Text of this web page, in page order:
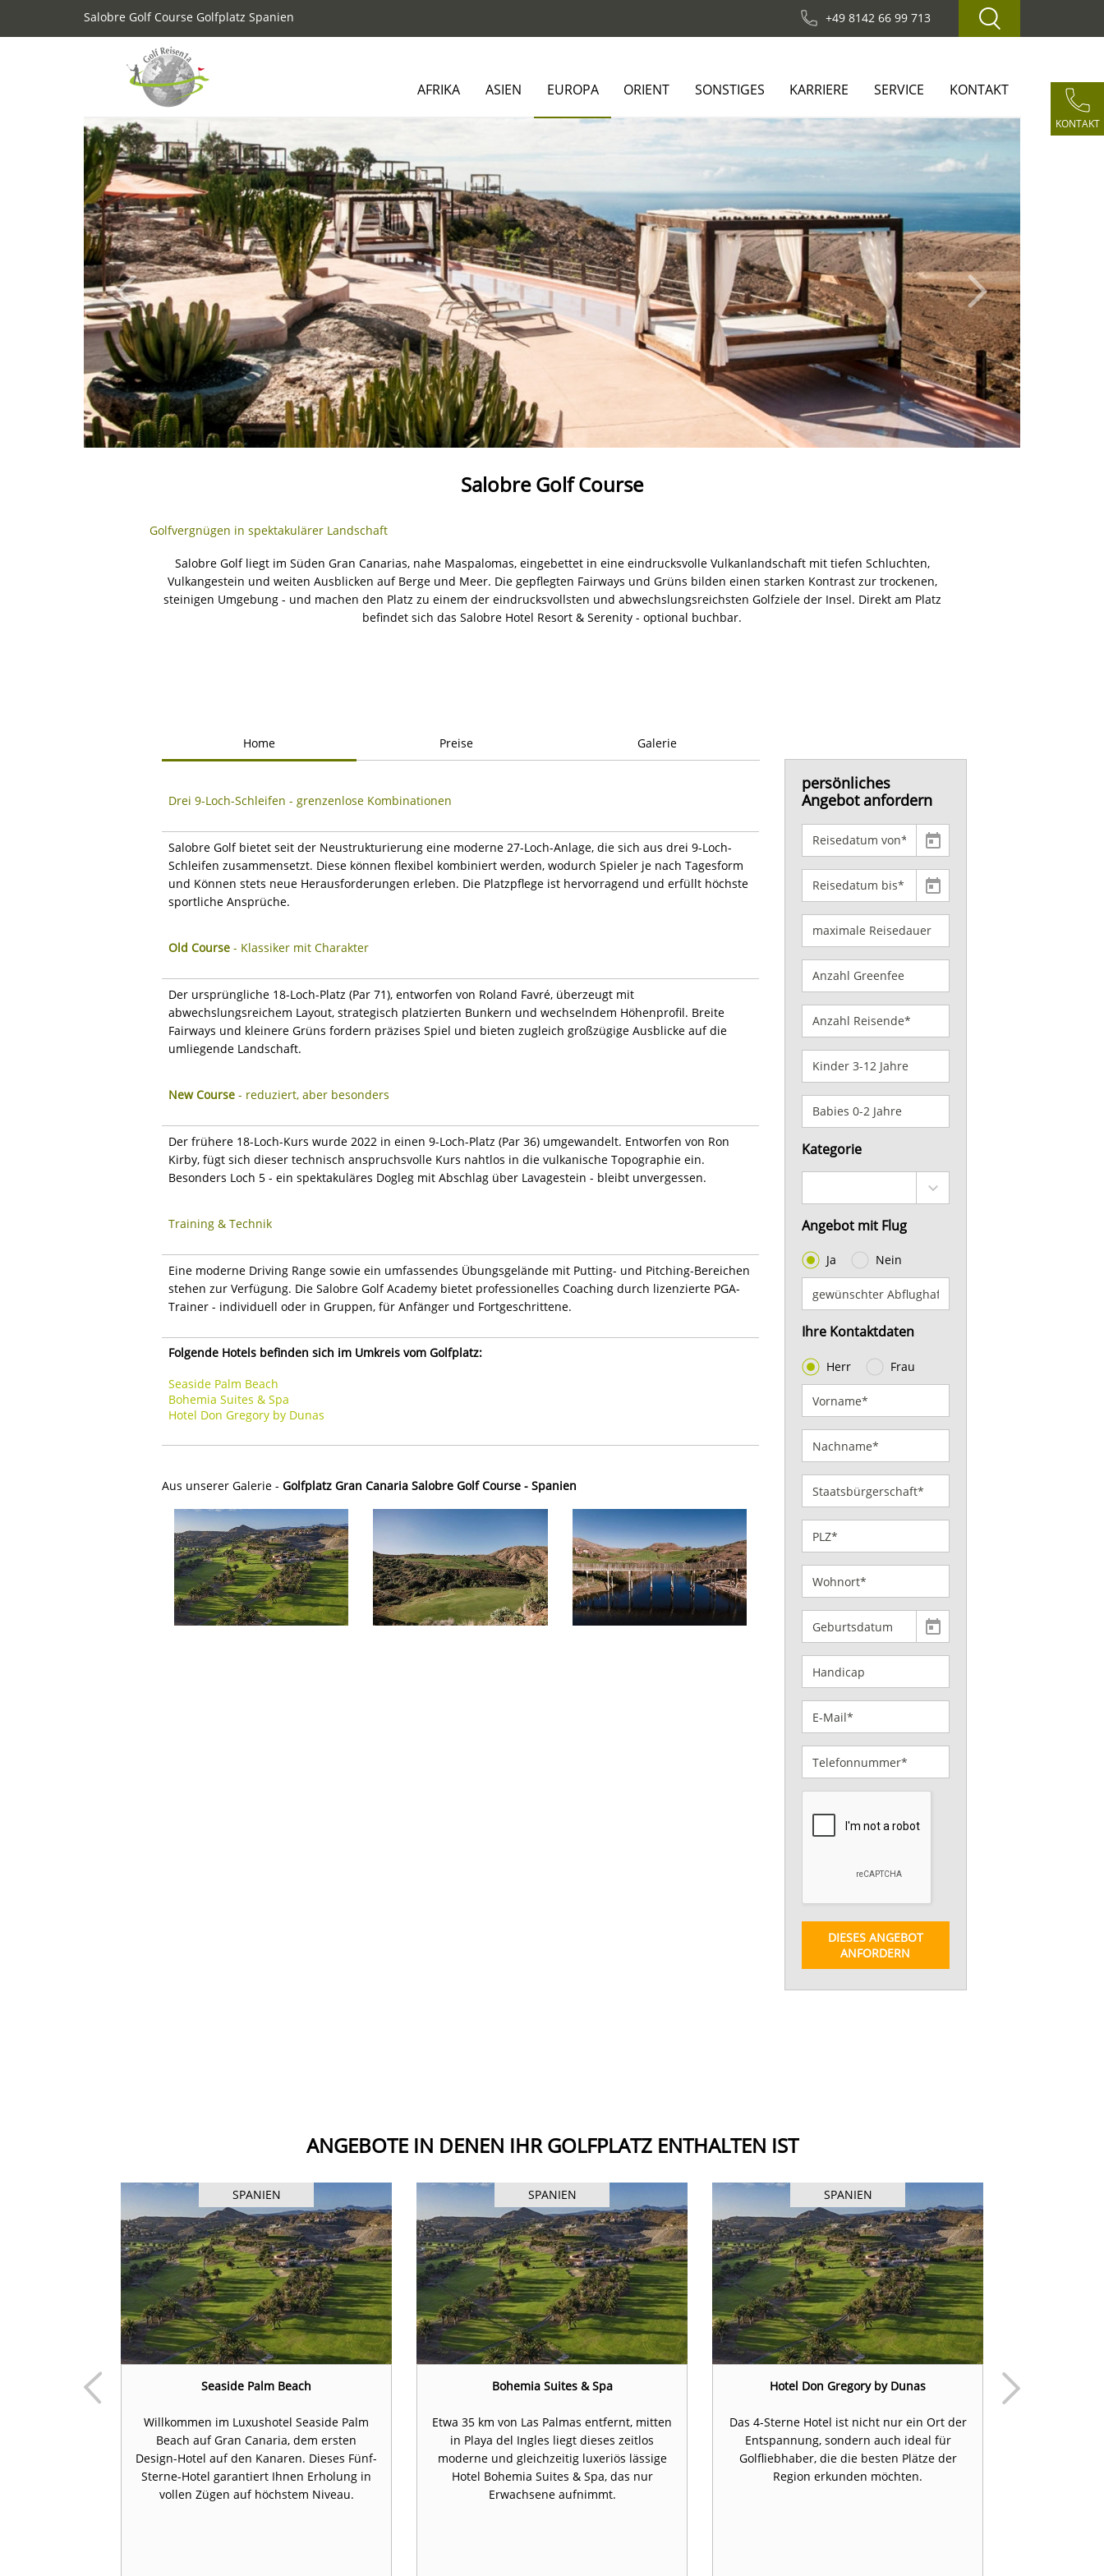
Salobre Golf Course Golfplatz Spanien +49 8142 66 99 713
KONTAKT
AFRIKA ASIEN EUROPA ORIENT SONSTIGES KARRIERE SERVICE KONTAKT
Previous Next
Salobre Golf Course
Golfvergnügen in spektakulärer Landschaft
Salobre Golf liegt im Süden Gran Canarias, nahe Maspalomas, eingebettet in eine eindrucksvolle Vulkanlandschaft mit tiefen Schluchten,
Vulkangestein und weiten Ausblicken auf Berge und Meer. Die gepflegten Fairways und Grüns bilden einen starken Kontrast zur trockenen,
steinigen Umgebung - und machen den Platz zu einem der eindrucksvollsten und abwechslungsreichsten Golfziele der Insel. Direkt am Platz
befindet sich das Salobre Hotel Resort & Serenity - optional buchbar.
Home Preise Galerie
Drei 9-Loch-Schleifen - grenzenlose Kombinationen
Salobre Golf bietet seit der Neustrukturierung eine moderne 27-Loch-Anlage, die sich aus drei 9-Loch-
Schleifen zusammensetzt. Diese können flexibel kombiniert werden, wodurch Spieler je nach Tagesform
und Können stets neue Herausforderungen erleben. Die Platzpflege ist hervorragend und erfüllt höchste
sportliche Ansprüche.
Old Course - Klassiker mit Charakter
Der ursprüngliche 18-Loch-Platz (Par 71), entworfen von Roland Favré, überzeugt mit
abwechslungsreichem Layout, strategisch platzierten Bunkern und wechselndem Höhenprofil. Breite
Fairways und kleinere Grüns fordern präzises Spiel und bieten zugleich großzügige Ausblicke auf die
umliegende Landschaft.
New Course - reduziert, aber besonders
Der frühere 18-Loch-Kurs wurde 2022 in einen 9-Loch-Platz (Par 36) umgewandelt. Entworfen von Ron
Kirby, fügt sich dieser technisch anspruchsvolle Kurs nahtlos in die vulkanische Topographie ein.
Besonders Loch 5 - ein spektakuläres Dogleg mit Abschlag über Lavagestein - bleibt unvergessen.
Training & Technik
Eine moderne Driving Range sowie ein umfassendes Übungsgelände mit Putting- und Pitching-Bereichen
stehen zur Verfügung. Die Salobre Golf Academy bietet professionelles Coaching durch lizenzierte PGA-
Trainer - individuell oder in Gruppen, für Anfänger und Fortgeschrittene.
Folgende Hotels befinden sich im Umkreis vom Golfplatz:
Seaside Palm Beach
Bohemia Suites & Spa
Hotel Don Gregory by Dunas
Aus unserer Galerie - Golfplatz Gran Canaria Salobre Golf Course - Spanien
persönliches
Angebot anfordern
Kategorie
Angebot mit Flug
Ja Nein
Ihre Kontaktdaten
Herr Frau
DIESES ANGEBOT
ANFORDERN
ANGEBOTE IN DENEN IHR GOLFPLATZ ENTHALTEN IST
SPANIEN
Seaside Palm Beach
Willkommen im Luxushotel Seaside Palm
Beach auf Gran Canaria, dem ersten
Design-Hotel auf den Kanaren. Dieses Fünf-
Sterne-Hotel garantiert Ihnen Erholung in
vollen Zügen auf höchstem Niveau.
SPANIEN
Bohemia Suites & Spa
Etwa 35 km von Las Palmas entfernt, mitten
in Playa del Ingles liegt dieses zeitlos
moderne und gleichzeitig luxeriös lässige
Hotel Bohemia Suites & Spa, das nur
Erwachsene aufnimmt.
SPANIEN
Hotel Don Gregory by Dunas
Das 4-Sterne Hotel ist nicht nur ein Ort der
Entspannung, sondern auch ideal für
Golfliebhaber, die die besten Plätze der
Region erkunden möchten.